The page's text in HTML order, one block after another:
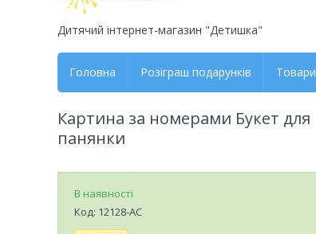
Дитячий інтернет-магазин "Детишка"
Головна Розіграш подарунків Товари
Картина за номерами Букет для
панянки
В наявності
Код: 12128-AC